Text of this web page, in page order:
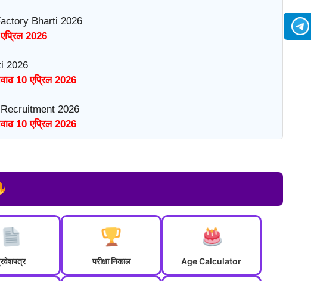
Bharti 2026
2026
2026
10 एप्रिल 2026
2026
10 एप्रिल 2026
परीक्षा निकाल Age Calculator